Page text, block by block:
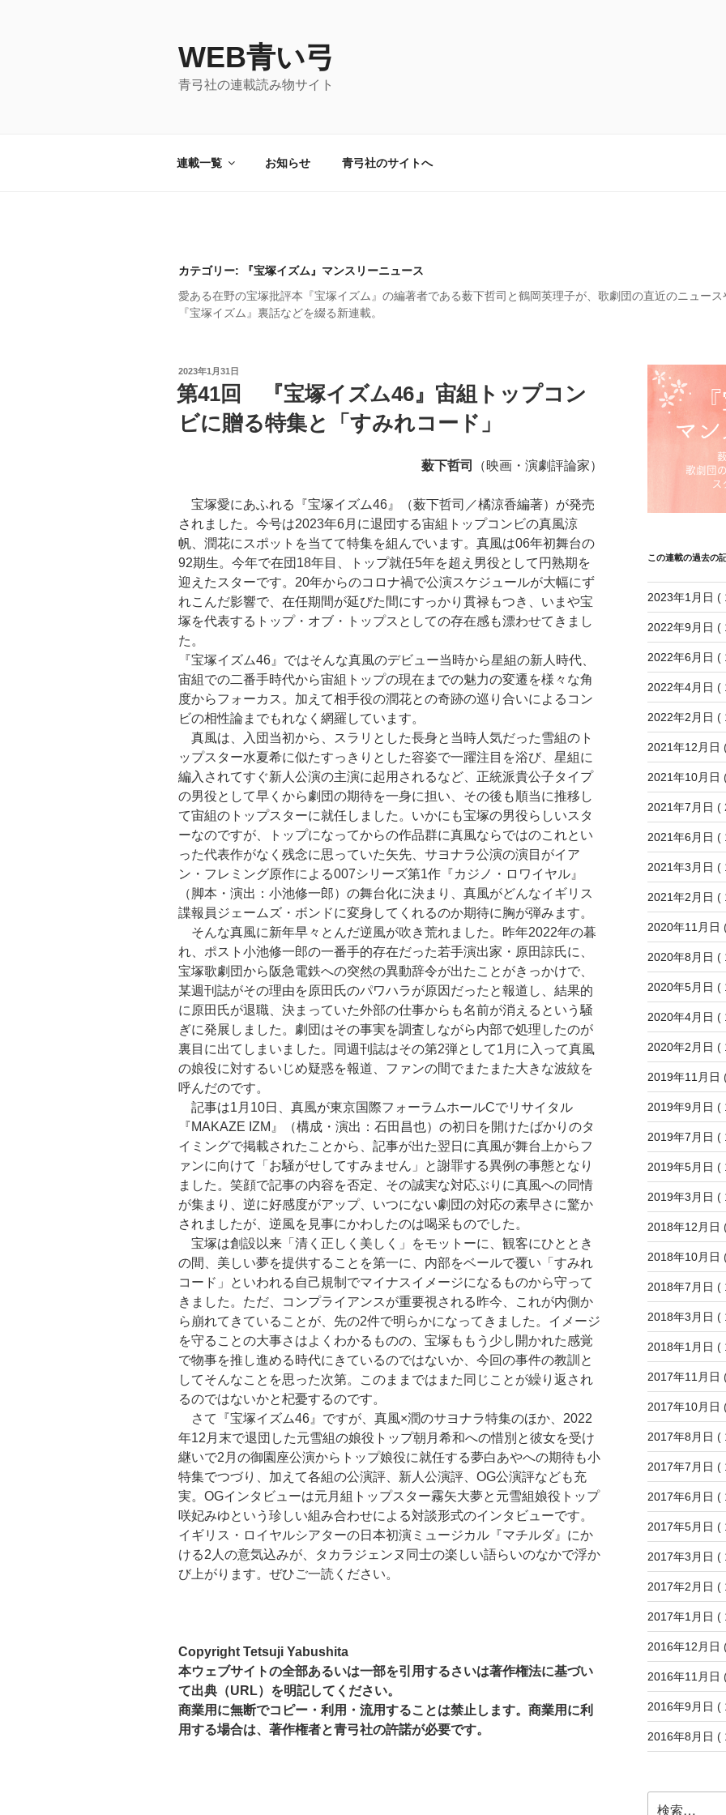
WEB青い弓
青弓社の連載読み物サイト
連載一覧 お知らせ 青弓社のサイトへ
カテゴリー: 『宝塚イズム』マンスリーニュース
愛ある在野の宝塚批評本『宝塚イズム』の編著者である薮下哲司と鶴岡英理子が、歌劇団の直近のニュース
『宝塚イズム』裏話などを綴る新連載。
投
稿
日:
2023年1月31日
第41回 『宝塚イズム46』宙組トップコン
ビに贈る特集と「すみれコード」
薮下哲司 （映画・演劇評論家）
宝塚愛にあふれる『宝塚イズム46』（薮下哲司／橘涼香編著）が発売
されました。今号は2023年6月に退団する宙組トップコンビの真風涼
帆、潤花にスポットを当てて特集を組んでいます。真風は06年初舞台の
92期生。今年で在団18年目、トップ就任5年を超え男役として円熟期を
迎えたスターです。20年からのコロナ禍で公演スケジュールが大幅にず
れこんだ影響で、在任期間が延びた間にすっかり貫禄もつき、いまや宝
塚を代表するトップ・オブ・トップスとしての存在感も漂わせてきまし
た。
『宝塚イズム46』ではそんな真風のデビュー当時から星組の新人時代、
宙組での二番手時代から宙組トップの現在までの魅力の変遷を様々な角
度からフォーカス。加えて相手役の潤花との奇跡の巡り合いによるコン
ビの相性論までもれなく網羅しています。
真風は、入団当初から、スラリとした長身と当時人気だった雪組のト
ップスター水夏希に似たすっきりとした容姿で一躍注目を浴び、星組に
編入されてすぐ新人公演の主演に起用されるなど、正統派貴公子タイプ
の男役として早くから劇団の期待を一身に担い、その後も順当に推移し
て宙組のトップスターに就任しました。いかにも宝塚の男役らしいスタ
ーなのですが、トップになってからの作品群に真風ならではのこれとい
った代表作がなく残念に思っていた矢先、サヨナラ公演の演目がイア
ン・フレミング原作による007シリーズ第1作『カジノ・ロワイヤル』
（脚本・演出：小池修一郎）の舞台化に決まり、真風がどんなイギリス
諜報員ジェームズ・ボンドに変身してくれるのか期待に胸が弾みます。
そんな真風に新年早々とんだ逆風が吹き荒れました。昨年2022年の暮
れ、ポスト小池修一郎の一番手的存在だった若手演出家・原田諒氏に、
宝塚歌劇団から阪急電鉄への突然の異動辞令が出たことがきっかけで、
某週刊誌がその理由を原田氏のパワハラが原因だったと報道し、結果的
に原田氏が退職、決まっていた外部の仕事からも名前が消えるという騒
ぎに発展しました。劇団はその事実を調査しながら内部で処理したのが
裏目に出てしまいました。同週刊誌はその第2弾として1月に入って真風
の娘役に対するいじめ疑惑を報道、ファンの間でまたまた大きな波紋を
呼んだのです。
記事は1月10日、真風が東京国際フォーラムホールCでリサイタル
『MAKAZE IZM』（構成・演出：石田昌也）の初日を開けたばかりのタ
イミングで掲載されたことから、記事が出た翌日に真風が舞台上からフ
ァンに向けて「お騒がせしてすみません」と謝罪する異例の事態となり
ました。笑顔で記事の内容を否定、その誠実な対応ぶりに真風への同情
が集まり、逆に好感度がアップ、いつにない劇団の対応の素早さに驚か
されましたが、逆風を見事にかわしたのは喝采ものでした。
宝塚は創設以来「清く正しく美しく」をモットーに、観客にひととき
の間、美しい夢を提供することを第一に、内部をベールで覆い「すみれ
コード」といわれる自己規制でマイナスイメージになるものから守って
きました。ただ、コンプライアンスが重要視される昨今、これが内側か
ら崩れてきていることが、先の2件で明らかになってきました。イメージ
を守ることの大事さはよくわかるものの、宝塚ももう少し開かれた感覚
で物事を推し進める時代にきているのではないか、今回の事件の教訓と
してそんなことを思った次第。このままではまた同じことが繰り返され
るのではないかと杞憂するのです。
さて『宝塚イズム46』ですが、真風×潤のサヨナラ特集のほか、2022
年12月末で退団した元雪組の娘役トップ朝月希和への惜別と彼女を受け
継いで2月の御園座公演からトップ娘役に就任する夢白あやへの期待も小
特集でつづり、加えて各組の公演評、新人公演評、OG公演評なども充
実。OGインタビューは元月組トップスター霧矢大夢と元雪組娘役トップ
咲妃みゆという珍しい組み合わせによる対談形式のインタビューです。
イギリス・ロイヤルシアターの日本初演ミュージカル『マチルダ』にか
ける2人の意気込みが、タカラジェンヌ同士の楽しい語らいのなかで浮か
び上がります。ぜひご一読ください。
Copyright Tetsuji Yabushita
本ウェブサイトの全部あるいは一部を引用するさいは著作権法に基づい
て出典（URL）を明記してください。
商業用に無断でコピー・利用・流用することは禁止します。商業用に利
用する場合は、著作権者と青弓社の許諾が必要です。
この連載の過去の
2023年1月日 (
2022年9月日 (
2022年6月日 (
2022年4月日 (
2022年2月日 (
2021年12月日
2021年10月日
2021年7月日 (
2021年6月日 (
2021年3月日 (
2021年2月日 (
2020年11月日
2020年8月日 (
2020年5月日 (
2020年4月日 (
2020年2月日 (
2019年11月日
2019年9月日 (
2019年7月日 (
2019年5月日 (
2019年3月日 (
2018年12月日
2018年10月日
2018年7月日 (
2018年3月日 (
2018年1月日 (
2017年11月日
2017年10月日
2017年8月日 (
2017年7月日 (
2017年6月日 (
2017年5月日 (
2017年3月日 (
2017年2月日 (
2017年1月日 (
2016年12月日
2016年11月日
2016年9月日 (
2016年8月日 (